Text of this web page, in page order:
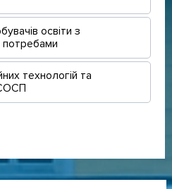
освіти з
потребами
технологій та